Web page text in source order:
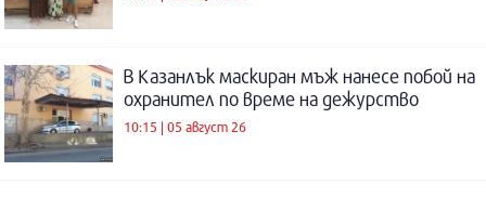
В Казанлък маскиран мъж нанесе побой на
охранител по време на дежурство
10:15 | 05 август 26